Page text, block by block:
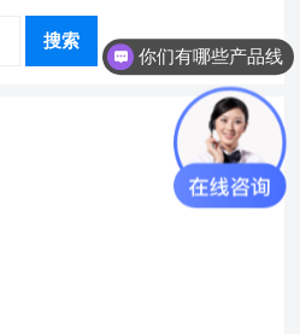
搜索
你们有哪些产品线